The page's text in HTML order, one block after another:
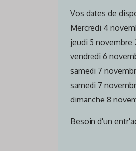
Vos dates de
Mercredi 4
jeudi 5 novembre
vendredi 6
samedi 7
samedi 7
dimanche 8
Besoin d'un